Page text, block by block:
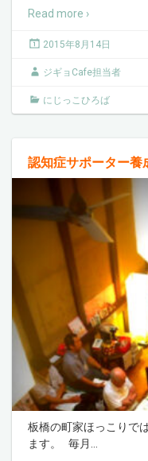
Read more ›
2015年8月14日
ジギョCafe担当者
にじっこひろば
認知症サポーター養
板橋の町家ほっこりで
ます。 毎月